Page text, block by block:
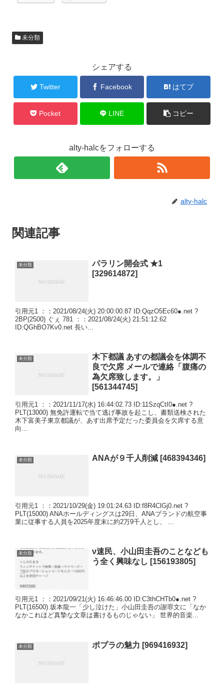
未分類
シェアする
Twitter Facebook はてブ
Pocket LINE コピー
alty-halcをフォローする
alty-halc
関連記事
未分類
パラリン開会式 ★1
[329614872]
引用元1 ：：2021/08/24(火) 20:00:00.87 ID:QqzO5Ec60●.net ?
2BP(2500) ぐぇ 781 ：：2021/08/24(火) 21:51:12.62
ID:QGhBO7Kv0.net 長い...
未分類
木下都議 あすの都議会を体調不
良で欠席 メールで連絡「腹痛の
為欠席致します。」
[561344745]
引用元1 ：：2021/11/17(水) 16:44:02.73 ID:11SzqCtI0●.net ?
PLT(13000) 無免許運転で当て逃げ事故を起こし、書類送検された
木下富美子東京都議が、あす出席予定だった委員会を欠席する意
向...
未分類 ANAが９千人削減 [468394346]
引用元1 ：：2021/10/29(金) 19:01:24.63 ID:f8R4ClGj0.net ?
PLT(15000) ANAホールディングスは29日、ANAブランドの航空事
業に従事する人員を2025年度末に約2万9千人とし、 ...
未分類
ν速民、小山田圭吾のことなども
う全く興味なし [156193805]
引用元1 ：：2021/09/21(火) 16:46:46.00 ID:C3thCHTb0●.net ?
PLT(16500) 坂本龍一「少し泣けた」小山田圭吾の謝罪文に「なか
なかこれほど真摯な文章は書けるものじゃない」 世界的音楽...
未分類 ポプラの魅力 [969416932]